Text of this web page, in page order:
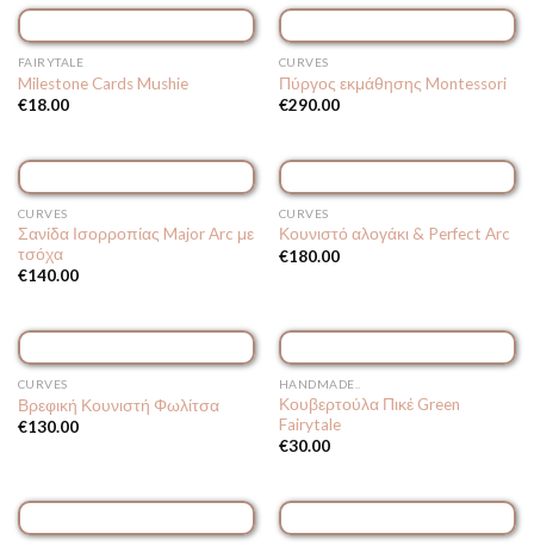
FAIRYTALE
Milestone Cards Mushie
€18.00
CURVES
Πύργος εκμάθησης Montessori
€290.00
CURVES
Σανίδα Ισορροπίας Major Arc με
τσόχα
€140.00
CURVES
Κουνιστό αλογάκι & Perfect Arc
€180.00
CURVES
Βρεφική Κουνιστή Φωλίτσα
€130.00
HANDMADE..
Κουβερτούλα Πικέ Green
Fairytale
€30.00